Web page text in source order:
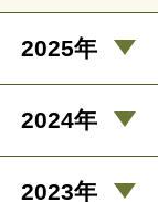
2025年
2024年
2023年